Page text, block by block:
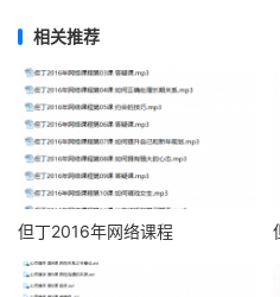
相关推荐
但丁2016年网络课程